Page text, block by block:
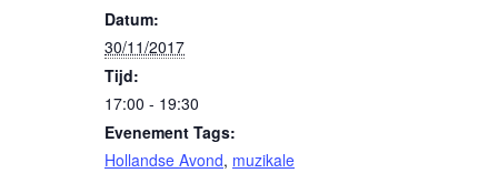
Datum:
30/11/2017
Tijd:
17:00 - 19:30
Evenement Tags:
Hollandse Avond, muzikale